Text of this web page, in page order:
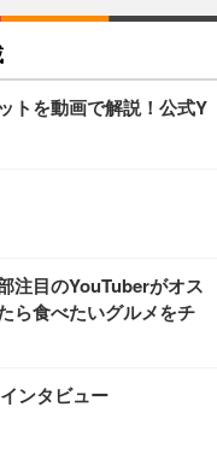
トを動画で解説！公式Y
注目のYouTuberがオス
ら食べたいグルメをチ
ンタビュー